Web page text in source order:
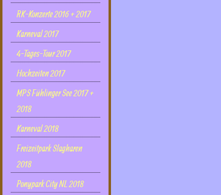
RK-Konzerte 2016 + 2017
Karneval 2017
4-Tages-Tour 2017
Hochzeiten 2017
MPS Fühlinger See 2017 +
2018
Karneval 2018
Freizeitpark Slagharen
2018
Ponypark City NL 2018